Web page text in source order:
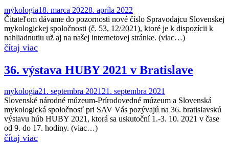
mykologia18. marca 20228. apríla 2022
Čitateľom dávame do pozornosti nové číslo Spravodajcu Slovenskej
mykologickej spoločnosti (č. 53, 12/2021), ktoré je k dispozícii k
nahliadnutiu už aj na našej internetovej stránke. (viac…)
36. výstava HUBY 2021 v Bratislave
mykologia21. septembra 202121. septembra 2021
Slovenské národné múzeum-Prírodovedné múzeum a Slovenská
mykologická spoločnosť pri SAV Vás pozývajú na 36. bratislavskú
výstavu húb HUBY 2021, ktorá sa uskutoční 1.-3. 10. 2021 v čase
od 9. do 17. hodiny. (viac…)